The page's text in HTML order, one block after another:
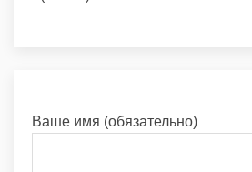
Ваше имя (обязательно)